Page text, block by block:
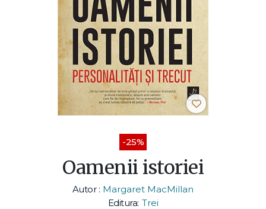
-25%
Oamenii istoriei
Autor : Margaret MacMillan
Editura: Trei